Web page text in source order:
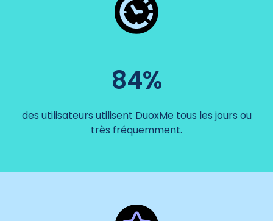
84%
des utilisateurs utilisent DuoxMe tous les jours ou
très fréquemment.